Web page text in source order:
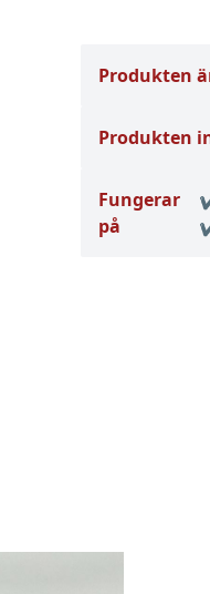
Produkten
Produkten
Fungerar
på